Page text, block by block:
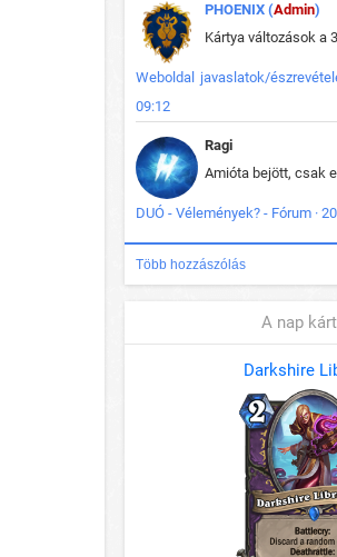
PHOENIX (Admin)
Weboldal javaslatok/
09:12
Ragi
DUÓ - Vélemények? - Fórum ·
Több hozzászólás
A nap
Darkshire